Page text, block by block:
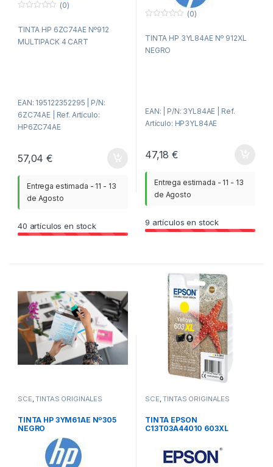
u
r
(0)
TINTA HP 6ZC74AE Nº912
MULTIPACK 4 CART
EAN: 195122352295 | P/N:
6ZC74AE | Ref. Artículo:
HP6ZC74AE
57,04€
Entrega estimada - 11 - 13
de Agosto
40 artículos en stock
u
r
(0)
TINTA HP 3YL84AE Nº 912XL
NEGRO
EAN: | P/N: 3YL84AE | Ref.
Artículo: HP3YL84AE
47,18€
Entrega estimada - 11 - 13
de Agosto
9 artículos en stock
SCE,TINTAS ORIGINALES
TINTA HP 3YM61AE Nº305
NEGRO
SCE,TINTAS ORIGINALES
TINTA EPSON
C13T03A44010 603XL